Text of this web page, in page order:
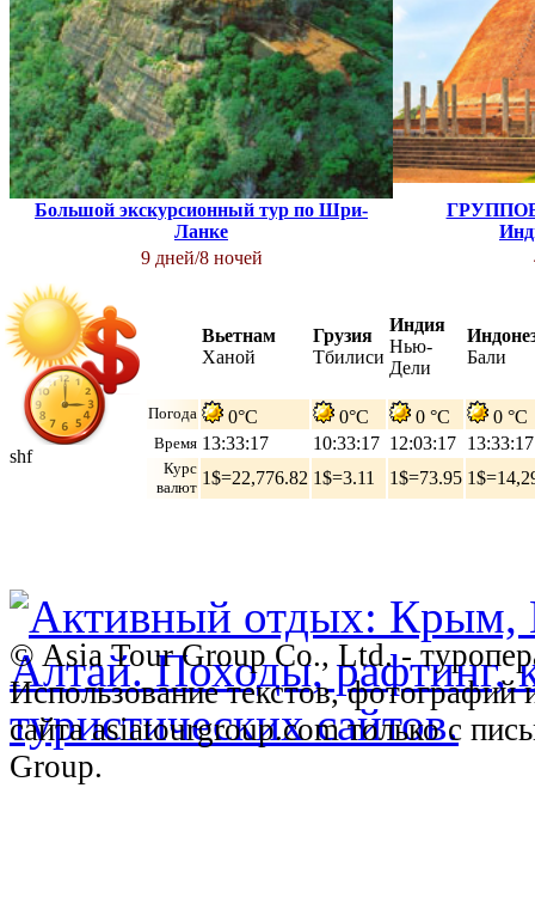
Большой экскурсионный тур по Шри-
Ланке
9 дней/8 ночей
Вьетнам
Ханой
Грузия
Тбилиси
Индия
Нью-
Дели
Бали
Погода 0°C 0°C 0 °C 0 °C
Время 13:33:18 10:33:18 12:03:18 13:33:18
Курс
валют 1$=22,776.82 1$=3.11 1$=73.95
shf
© Asia Tour Group Co., Ltd. -
Использование текстов,
сайта asiatourgroup.com только с
Group.